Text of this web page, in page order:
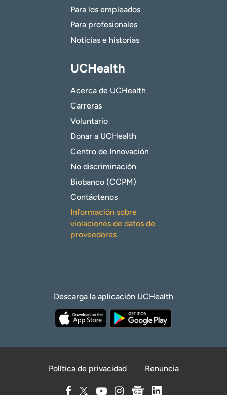
Para los empleados
Para profesionales
Noticias e historias
UCHealth
Acerca de UCHealth
Carreras
Voluntario
Donar a UCHealth
Centro de Innovación
No discriminación
Biobanco (CCPM)
Contáctenos
Información sobre
violaciones de datos de
proveedores
Descarga la aplicación UCHealth
Política de privacidad Renuncia